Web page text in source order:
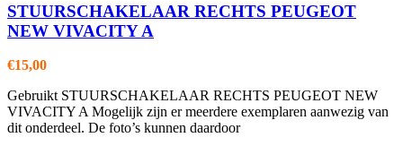
STUURSCHAKELAAR RECHTS PEUGEOT
NEW VIVACITY A
€15,00
Gebruikt STUURSCHAKELAAR RECHTS PEUGEOT NEW
VIVACITY A Mogelijk zijn er meerdere exemplaren aanwezig van
dit onderdeel. De foto’s kunnen daardoor